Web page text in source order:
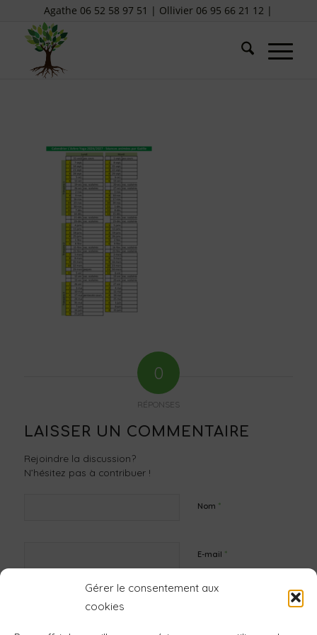
Gérer le consentement aux
cookies
Agathe 06 52 58 97 51 | Ollivier 06 95 66 21 12 |
0
RÉPONSES
LAISSER UN COMMENTAIRE
Rejoindre la discussion?
N’hésitez pas à contribuer !
Nom *
E-mail *